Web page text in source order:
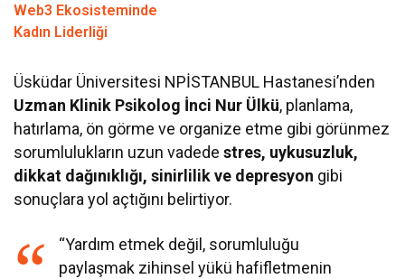
Web3 Ekosisteminde
Kadın Liderliği
Üsküdar Üniversitesi NPİSTANBUL Hastanesi’nden
Uzman Klinik Psikolog İnci Nur Ülkü, planlama,
hatırlama, ön görme ve organize etme gibi görünmez
sorumlulukların uzun vadedestres, uykusuzluk,
dikkat dağınıklığı, sinirlilik ve depresyon gibi
sonuçlara yol açtığını belirtiyor.
“Yardım etmek değil, sorumluluğu
paylaşmak zihinsel yükü hafifletmenin